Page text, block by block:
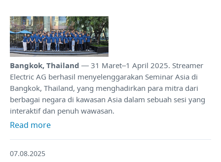
Bangkok, Thailand — 31 Maret–1 April 2025. Streamer
Electric AG berhasil menyelenggarakan Seminar Asia di
Bangkok, Thailand, yang menghadirkan para mitra dari
berbagai negara di kawasan Asia dalam sebuah sesi yang
interaktif dan penuh wawasan.
Read more
07.08.2025